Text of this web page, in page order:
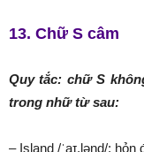
13. Chữ S câm
Quy tắc: chữ S
trong nhữ từ sau:
– Island /ˈaɪ.lənd/: hỏn